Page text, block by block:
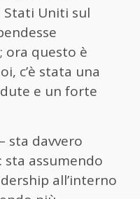
Uniti sul
ora questo è
c’è stata una
e un forte
sta davvero
sta assumendo
all’interno